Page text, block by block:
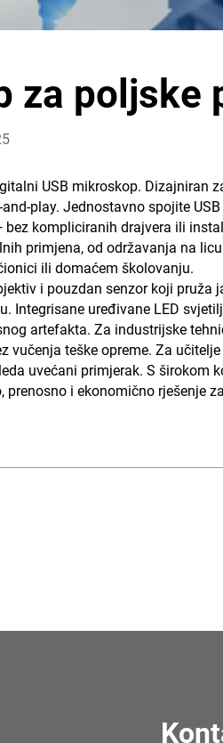
za poljske
USB mikroskop. Dizajniran
play. Jednostavno spojite
kompliciranih drajvera ili
primjena, od održavanja na
ili domaćem školovanju.
i pouzdan senzor koji pruža
Integrisane uređivane LED
artefakta. Za industrijske
teške opreme. Za
uvećani primjerak. S širokom
i ekonomično rješenje